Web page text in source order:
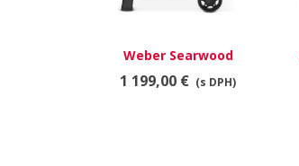
Weber Searwood
1 199,00 € (s DPH)